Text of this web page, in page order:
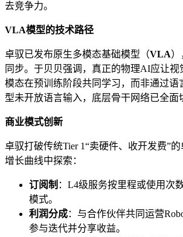
去竞争力。
VLA模型的技术路径
卓驭已发布原生多模态基础模型（VLA）
同步。于贝贝强调，真正的物理AI应让视
模态在预训练阶段共同学习，而非通过语
型未开放语言输入，底层骨干网络已全面
商业模式创新
卓驭打破传统Tier 1“卖硬件、收开发费”
增长曲线中探索：
订阅制 ：L4级服务按里程或使用次
模式。
利润分成：与合作伙伴共同运营
参与迭代并分享收益。